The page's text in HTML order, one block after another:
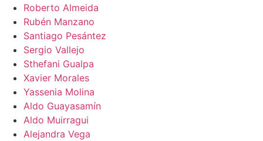
Roberto Almeida
Rubén Manzano
Santiago Pesántez
Sergio Vallejo
Sthefani Gualpa
Xavier Morales
Yassenia Molina
Aldo Guayasamín
Aldo Muirragui
Alejandra Vega